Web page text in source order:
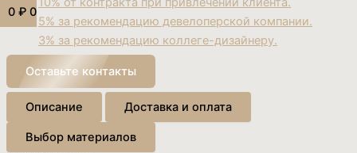
0 ₽ 0
5% за рекомендацию девелоперской компании.
3% за рекомендацию коллеге-дизайнеру.
Оставьте контакты
Описание Доставка и оплата
Выбор материалов